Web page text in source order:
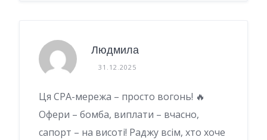
Людмила
31.12.2025
Ця CPA-мережа – просто вогонь! 🔥
Офери – бомба, виплати – вчасно,
сапорт – на висоті! Раджу всім, хто хоче